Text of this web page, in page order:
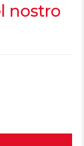
nostro